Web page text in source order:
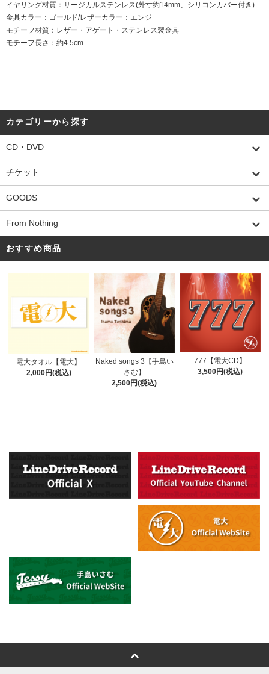
イヤリング材質：サージカルステンレス(外寸約14mm、シリコンカバー付き)
金具カラー：ゴールド/レザーカラー：エンジ
モチーフ材質：レザー・アゲート・ステンレス製金具
モチーフ長さ：約4.5cm
カテゴリーから探す
CD・DVD
チケット
GOODS
From Nothing
おすすめ商品
電大タオル【電大】
2,000円(税込)
Naked songs 3【手島い
さむ】
2,500円(税込)
777【電大CD】
3,500円(税込)